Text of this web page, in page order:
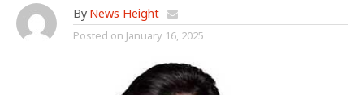
By News Height
Posted on January 16, 2025